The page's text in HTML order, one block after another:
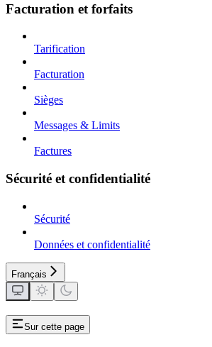
Facturation et forfaits
Tarification
Facturation
Sièges
Messages & Limits
Factures
Sécurité et confidentialité
Sécurité
Données et confidentialité
Français
Sur cette page